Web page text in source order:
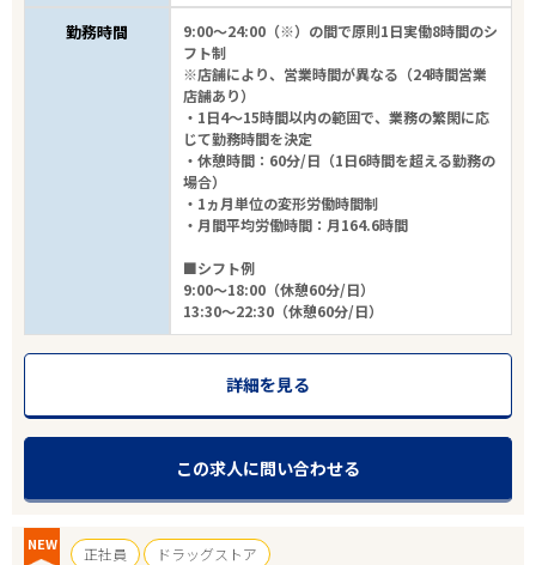
勤務時間
9:00～24:00（※）の間で原則1日実働8時間のシ
フト制
※店舗により、営業時間が異なる（24時間営業
店舗あり）
・1日4～15時間以内の範囲で、業務の繁閑に応
じて勤務時間を決定
・休憩時間：60分/日（1日6時間を超える勤務の
場合）
・1ヵ月単位の変形労働時間制
・月間平均労働時間：月164.6時間
■シフト例
9:00～18:00（休憩60分/日）
13:30～22:30（休憩60分/日）
詳細を見る
この求人に問い合わせる
NEW 正社員
ドラッグストア